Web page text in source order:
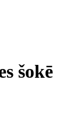
šokē